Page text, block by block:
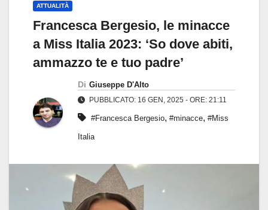
ATTUALITÀ
Francesca Bergesio, le minacce
a Miss Italia 2023: ‘So dove abiti,
ammazzo te e tuo padre’
Di Giuseppe D'Alto
PUBBLICATO: 16 GEN, 2025 - ORE: 21:11
#Francesca Bergesio, #minacce, #Miss
Italia